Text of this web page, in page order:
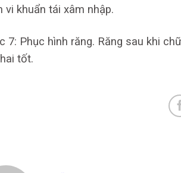
vi khuẩn tái xâm nhập.
7: Phục hình răng. Răng sau khi
tốt.